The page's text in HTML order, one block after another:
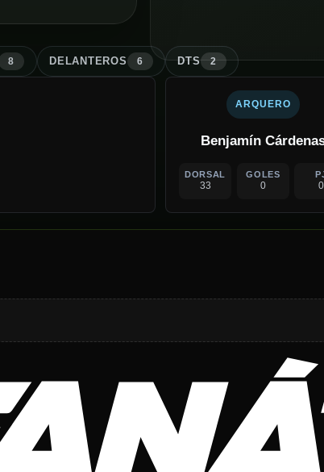
8 DELANTEROS 6 DTS 2
ARQUERO
Benjamín
DORSAL
33
GOLES
0 0